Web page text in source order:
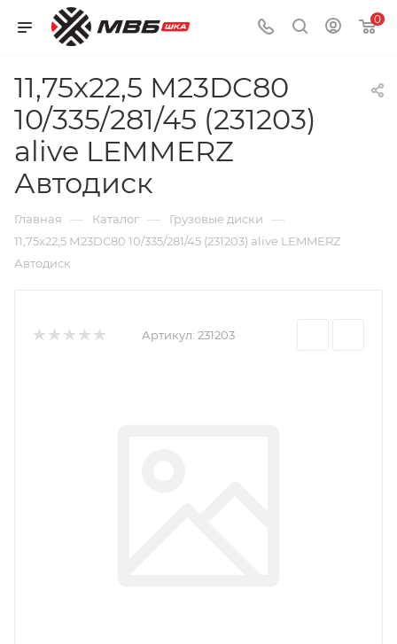
0
11,75x22,5 М23DC80
10/335/281/45 (231203)
alive LEMMERZ
Автодиск
Главная — Каталог — Грузовые диски —
11,75x22,5 М23DC80 10/335/281/45 (231203) alive LEMMERZ
Автодиск
Артикул: 231203